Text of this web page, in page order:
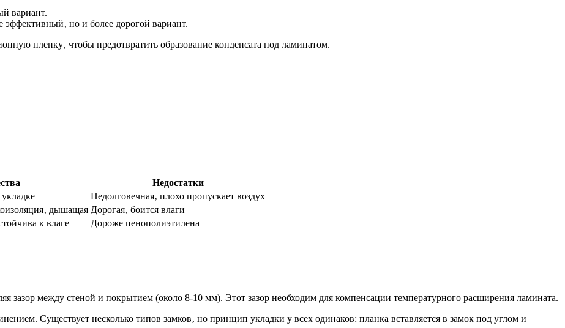
вариант.
эффективный‚ но и более дорогой вариант.
пленку‚ чтобы предотвратить образование конденсата под ламинатом.
Недостатки
укладке
Недолговечная‚ плохо пропускает воздух
дышащая Дорогая‚ боится влаги
к влаге Дороже пенополиэтилена
зазор между стеной и покрытием (около 8-10 мм). Этот зазор необходим для компенсации температурного расширения ламината.
Существует несколько типов замков‚ но принцип укладки у всех одинаков: планка вставляется в замок под углом и